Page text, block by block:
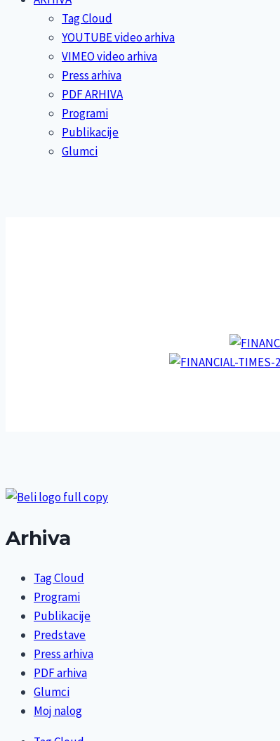
Tag Cloud
YOUTUBE video arhiva
VIMEO video arhiva
Press arhiva
PDF ARHIVA
Programi
Publikacije
Glumci
Arhiva
Tag Cloud
Programi
Publikacije
Predstave
Press arhiva
PDF arhiva
Glumci
Moj nalog